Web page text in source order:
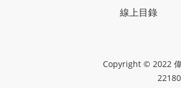
線上目錄
Copyright © 2022